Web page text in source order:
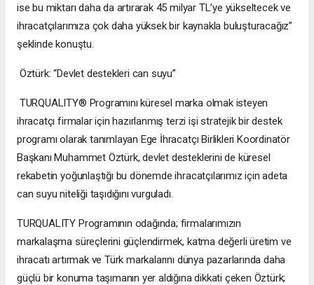
ise bu miktarı daha da artırarak 45 milyar TL’ye yükseltecek ve
ihracatçılarımıza çok daha yüksek bir kaynakla buluşturacağız”
şeklinde konuştu.
Öztürk: “Devlet destekleri can suyu”
TURQUALITY® Programını küresel marka olmak isteyen
ihracatçı firmalar için hazırlanmış terzi işi stratejik bir destek
programı olarak tanımlayan Ege İhracatçı Birlikleri Koordinatör
Başkanı Muhammet Öztürk, devlet desteklerini de küresel
rekabetin yoğunlaştığı bu dönemde ihracatçılarımız için adeta
can suyu niteliği taşıdığını vurguladı.
TURQUALITY Programının odağında; firmalarımızın
markalaşma süreçlerini güçlendirmek, katma değerli üretim ve
ihracatı artırmak ve Türk markalarını dünya pazarlarında daha
güçlü bir konuma taşımanın yer aldığına dikkati çeken Öztürk;